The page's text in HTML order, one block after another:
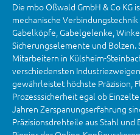
Die mbo Oßwald GmbH & Co
mechanische
Gabelköpfe, Gabelgelenke,
Sicherungselemente und
Mitarbeitern in Külsheim-
verschiedensten
gewährleistet höchste Präzision,
Prozesssicherheit egal ob
Jahren Zerspanungserfahrung
Präzisionsdrehteile aus Stahl